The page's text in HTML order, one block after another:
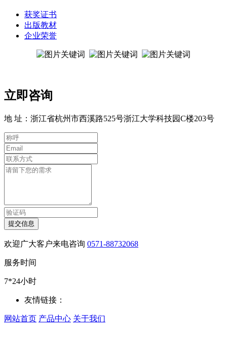
获奖证书
出版教材
企业荣誉
立即咨询
地 址：浙江省杭州市西溪路525号浙江大学科技园C楼203号
提交信息
欢迎广大客户来电咨询 0571-88732068
服务时间
7*24小时
友情链接：
网站首页 产品中心 关于我们